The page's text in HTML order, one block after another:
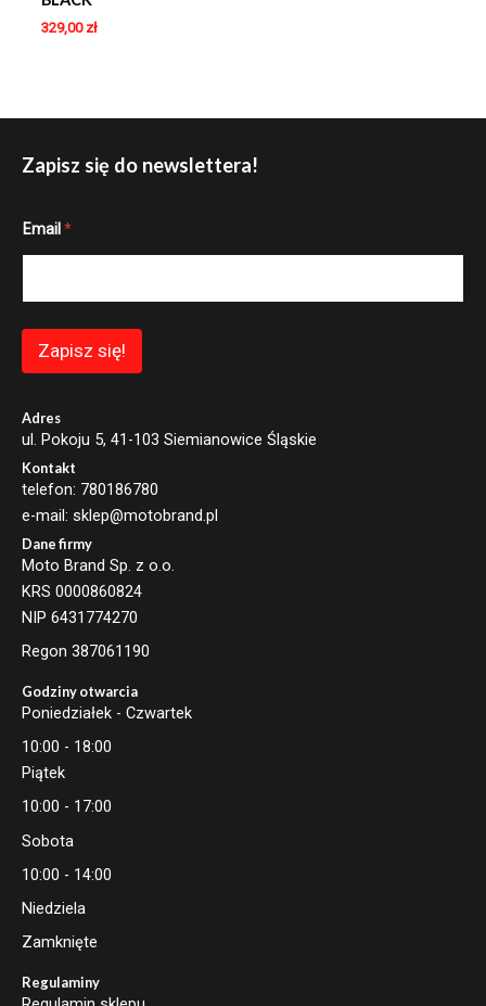
329,00 zł
Zapisz się do newslettera!
*
i
Email *
Zapisz się!
Adres
ul. Pokoju 5, 41-103 Siemianowice Śląskie
Kontakt
telefon: 780186780
e-mail: sklep@motobrand.pl
Dane firmy
Moto Brand Sp. z o.o.
KRS 0000860824
NIP 6431774270
Regon 387061190
Godziny otwarcia
Poniedziałek - Czwartek
10:00 - 18:00
Piątek
10:00 - 17:00
Sobota
10:00 - 14:00
Niedziela
Zamknięte
Regulaminy